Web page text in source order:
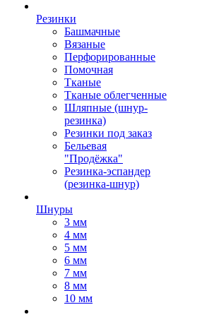
Резинки
Башмачные
Вязаные
Перфорированные
Помочная
Тканые
Тканые облегченные
Шляпные (шнур-
резинка)
Резинки под заказ
Бельевая
"Продёжка"
Резинка-эспандер
(резинка-шнур)
Шнуры
3 мм
4 мм
5 мм
6 мм
7 мм
8 мм
10 мм